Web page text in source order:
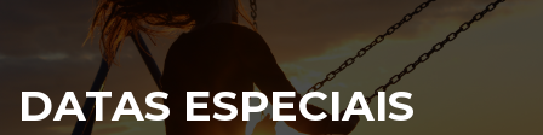
DATAS ESPECIAIS